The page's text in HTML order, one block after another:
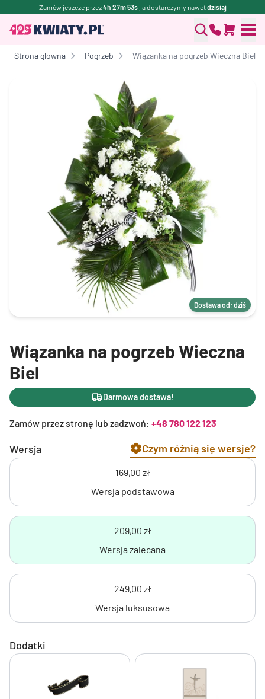
Zamów jeszcze przez4h 27m 53s , a dostarczymy nawetdzisiaj
Strona glowna Pogrzeb Wiązanka na pogrzeb Wieczna Biel
Dostawa od: dziś
Wiązanka na pogrzeb Wieczna
Biel
Darmowa dostawa!
Zamów przez stronę lub zadzwoń: +48 780 122 123
Wersja Czym różnią się wersje?
169,00 zł
Wersja podstawowa
209,00 zł
Wersja zalecana
249,00 zł
Wersja luksusowa
Dodatki